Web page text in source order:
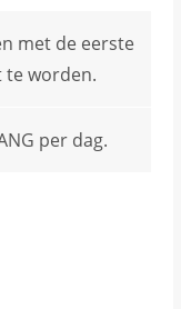
met de eerste
te worden.
per dag.